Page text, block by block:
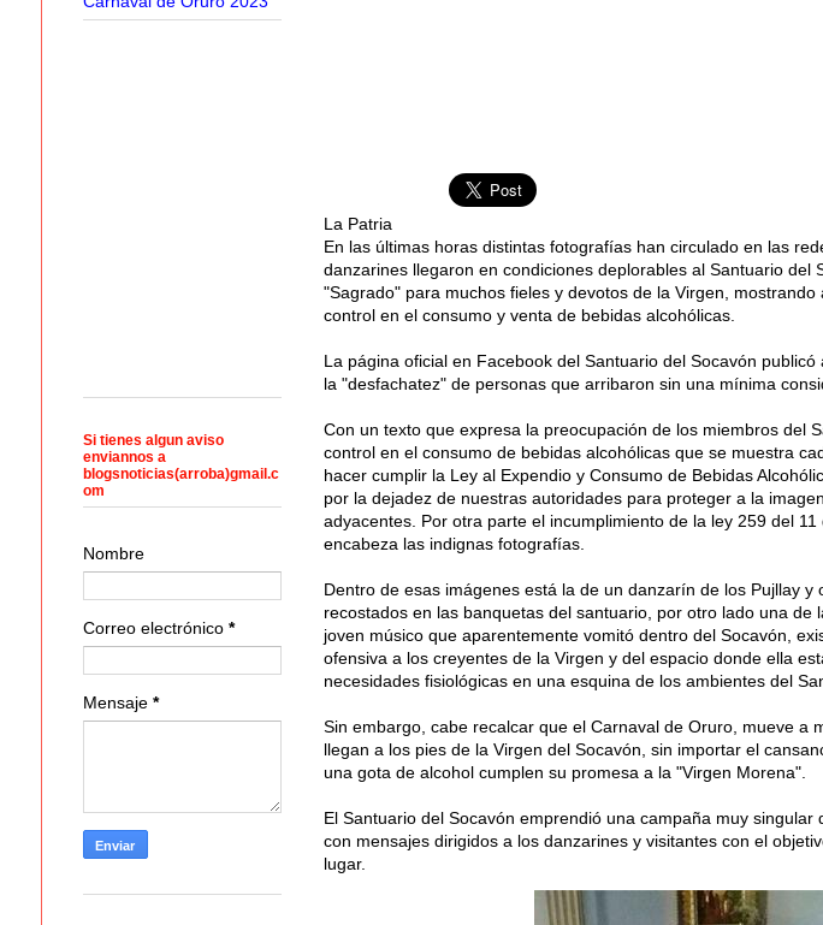
La Patria
En las últimas horas distintas fotografías han circulado en las
danzarines llegaron en condiciones deplorables al Santuario del
"Sagrado" para muchos fieles y devotos de la Virgen,
control en el consumo y venta de bebidas alcohólicas.
La página oficial en Facebook del Santuario del Socavón
la "desfachatez" de personas que arribaron sin una mínima
Con un texto que expresa la preocupación de los miembros del
control en el consumo de bebidas alcohólicas que se muestra
hacer cumplir la Ley al Expendio y Consumo de Bebidas
por la dejadez de nuestras autoridades para proteger a la
adyacentes. Por otra parte el incumplimiento de la ley 259 del
encabeza las indignas fotografías.
Dentro de esas imágenes está la de un danzarín de los Pujllay y
recostados en las banquetas del santuario, por otro lado una de
joven músico que aparentemente vomitó dentro del Socavón,
ofensiva a los creyentes de la Virgen y del espacio donde ella
necesidades fisiológicas en una esquina de los ambientes del
Sin embargo, cabe recalcar que el Carnaval de Oruro, mueve a
llegan a los pies de la Virgen del Socavón, sin importar el
una gota de alcohol cumplen su promesa a la "Virgen Morena".
El Santuario del Socavón emprendió una campaña muy
con mensajes dirigidos a los danzarines y visitantes con el
lugar.
Si tienes algun aviso
enviannos a
blogsnoticias(arroba)gmail.c
om
Nombre
Correo electrónico *
Mensaje *